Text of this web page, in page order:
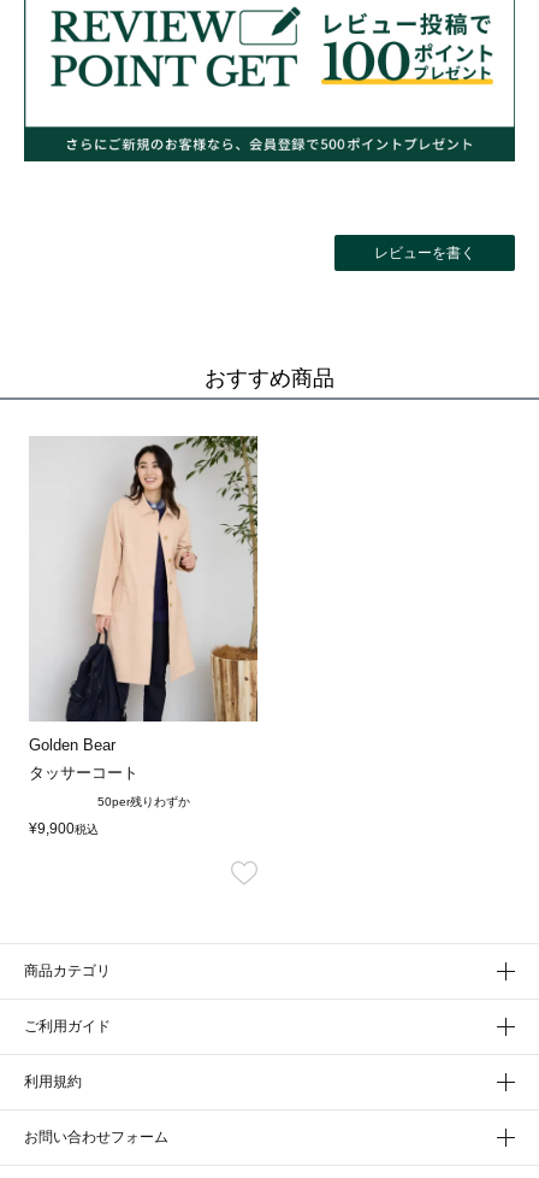
レビューを書く
おすすめ商品
Golden Bear
タッサーコート
50per残りわずか
¥9,900税込
商品カテゴリ
ご利用ガイド
利用規約
お問い合わせフォーム